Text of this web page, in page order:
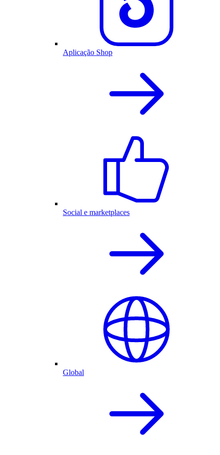
Aplicação Shop
Social e marketplaces
Global